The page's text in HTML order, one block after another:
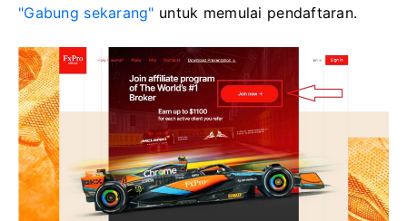
"Gabung sekarang" untuk memulai pendaftaran.